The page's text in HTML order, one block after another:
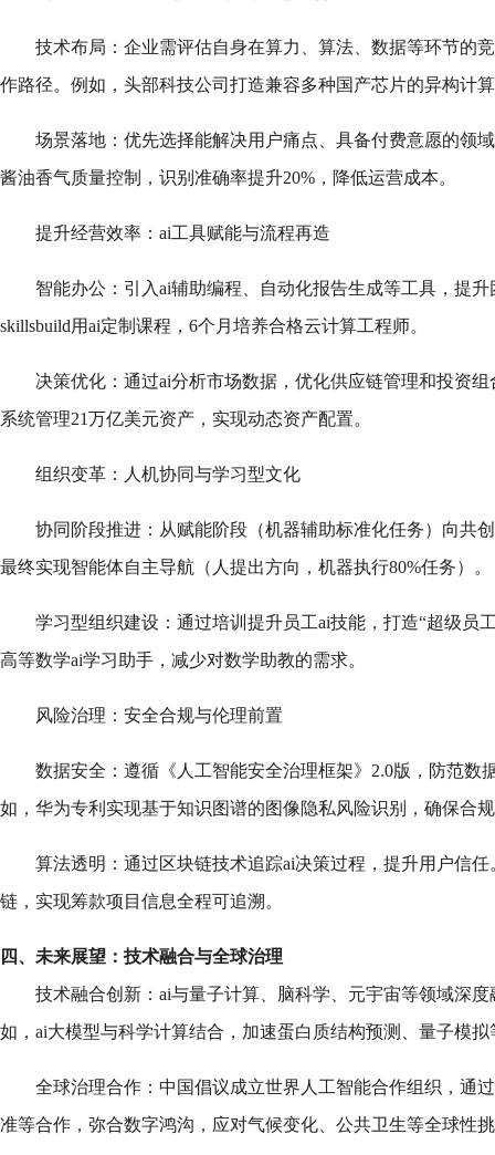
技术布局：企业需评估自身在算力、算法、数据等环节的
作路径。例如，头部科技公司打造兼容多种国产芯片的异构计
场景落地：优先选择能解决用户痛点、具备付费意愿的领
酱油香气质量控制，识别准确率提升20%，降低运营成本。
提升经营效率：ai工具赋能与流程再造
智能办公：引入ai辅助编程、自动化报告生成等工具，提
skillsbuild用ai定制课程，6个月培养合格云计算工程师。
决策优化：通过ai分析市场数据，优化供应链管理和投资组
系统管理21万亿美元资产，实现动态资产配置。
组织变革：人机协同与学习型文化
协同阶段推进：从赋能阶段（机器辅助标准化任务）向共
最终实现智能体自主导航（人提出方向，机器执行80%任务）。
学习型组织建设：通过培训提升员工ai技能，打造“超级员
高等数学ai学习助手，减少对数学助教的需求。
风险治理：安全合规与伦理前置
数据安全：遵循《人工智能安全治理框架》2.0版，防范数
如，华为专利实现基于知识图谱的图像隐私风险识别，确保合
算法透明：通过区块链技术追踪ai决策过程，提升用户信
链，实现筹款项目信息全程可追溯。
四、未来展望：技术融合与全球治理
技术融合创新：ai与量子计算、脑科学、元宇宙等领域深
如，ai大模型与科学计算结合，加速蛋白质结构预测、量子模
全球治理合作：中国倡议成立世界人工智能合作组织，通
准等合作，弥合数字鸿沟，应对气候变化、公共卫生等全球性